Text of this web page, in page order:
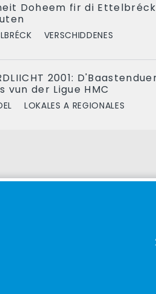
Doheem fir di
VERSCHIDDENES
2001:
vun der Ligue HMC
LOKALES A REGIONALES